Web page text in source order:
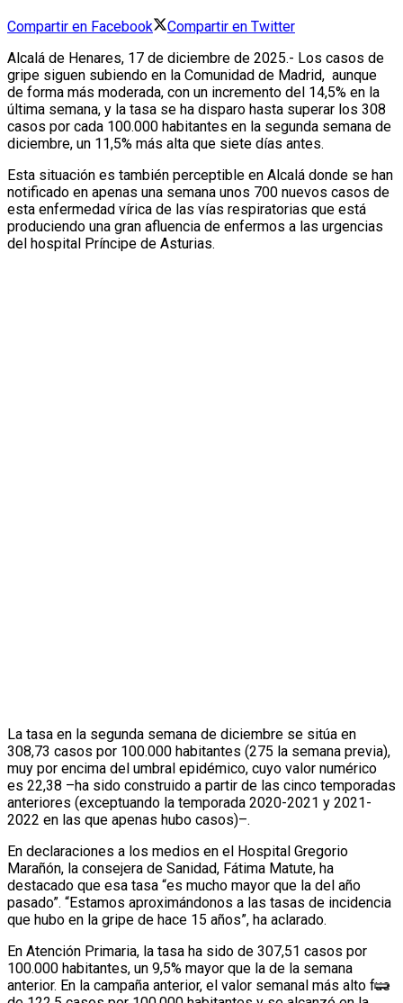
Compartir en Facebook
Compartir en Twitter
Alcalá de Henares, 17 de diciembre de 2025.- Los casos de
gripe siguen subiendo en la Comunidad de Madrid, aunque
de forma más moderada, con un incremento del 14,5% en la
última semana, y la tasa se ha disparo hasta superar los 308
casos por cada 100.000 habitantes en la segunda semana de
diciembre, un 11,5% más alta que siete días antes.
Esta situación es también perceptible en Alcalá donde se han
notificado en apenas una semana unos 700 nuevos casos de
esta enfermedad vírica de las vías respiratorias que está
produciendo una gran afluencia de enfermos a las urgencias
del hospital Príncipe de Asturias.
La tasa en la segunda semana de diciembre se sitúa en
308,73 casos por 100.000 habitantes (275 la semana previa),
muy por encima del umbral epidémico, cuyo valor numérico
es 22,38 –ha sido construido a partir de las cinco temporadas
anteriores (exceptuando la temporada 2020-2021 y 2021-
2022 en las que apenas hubo casos)–.
En declaraciones a los medios en el Hospital Gregorio
Marañón, la consejera de Sanidad, Fátima Matute, ha
destacado que esa tasa “es mucho mayor que la del año
pasado”. “Estamos aproximándonos a las tasas de incidencia
que hubo en la gripe de hace 15 años”, ha aclarado.
En Atención Primaria, la tasa ha sido de 307,51 casos por
100.000 habitantes, un 9,5% mayor que la de la semana
anterior. En la campaña anterior, el valor semanal más alto fue